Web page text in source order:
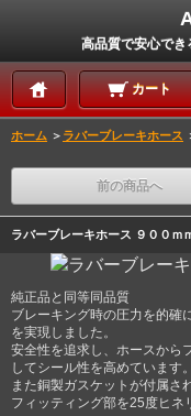
高品質で安心で
カート
ホーム ＞ ラバーブレーキホース
前の商品へ
ラバーブレーキホース ９００ｍ
純正品と同等同品質
ブレーキング時の圧力を的確
を実現しました。
安全性を追求し、ホースから
してシール性を高めています。
また銅製ガスケットが付属さ
フィッティング部を25度ヒネ